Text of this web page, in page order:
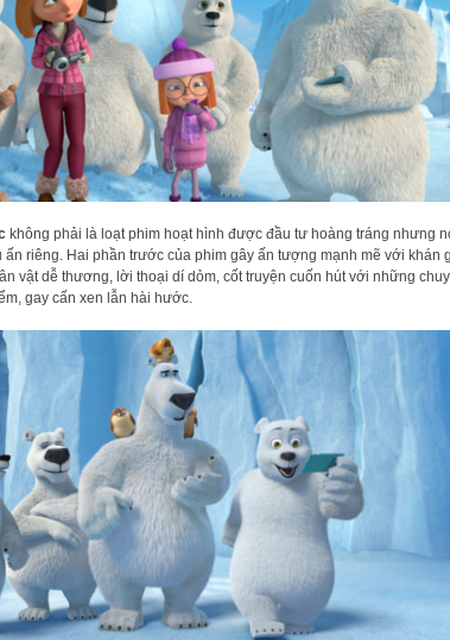
không phải là loạt phim hoạt hình được đầu tư hoàng tráng nhưng
ấn riêng. Hai phần trước của phim gây ấn tượng mạnh mẽ với khán
vật dễ thương, lời thoại dí dỏm, cốt truyện cuốn hút với những
gay cấn xen lẫn hài hước.